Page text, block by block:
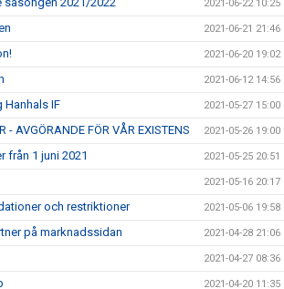
2021-06-22 10:25
2021-06-21 21:46
2021-06-20 19:02
2021-06-12 14:56
Hanhals IF 2021-05-27 15:00
- AVGÖRANDE FÖR VÅR EXISTENS 2021-05-26 19:00
från 1 juni 2021 2021-05-25 20:51
2021-05-16 20:17
och restriktioner 2021-05-06 19:58
på marknadssidan 2021-04-28 21:06
2021-04-27 08:36
2021-04-20 11:35